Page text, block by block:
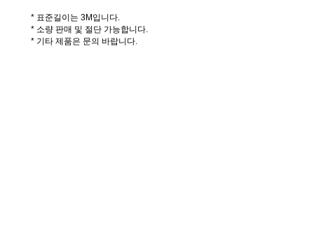
* 표준길이는 3M입니다.
* 소량 판매 및 절단 가능합니다.
* 기타 제품은 문의 바랍니다.